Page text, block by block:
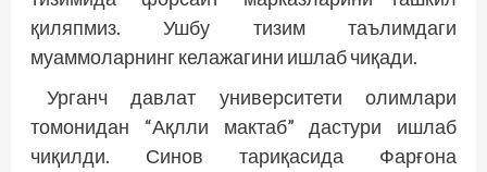
қиляпмиз. Ушбу тизим таълимдаги
муаммоларнинг келажагини ишлаб чиқади.
Урганч давлат университети олимлари
томонидан “Ақлли мактаб” дастури ишлаб
чиқилди. Синов тариқасида Фарғона